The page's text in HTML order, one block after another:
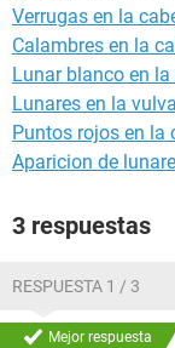
Verrugas en la
Calambres en la
Lunar blanco en la
Lunares en la vulva
Puntos rojos en la
Aparicion de
3 respuestas
RESPUESTA 1 / 3
Mejor respuesta